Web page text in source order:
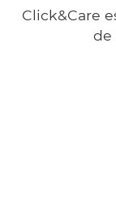
Click&Care
de